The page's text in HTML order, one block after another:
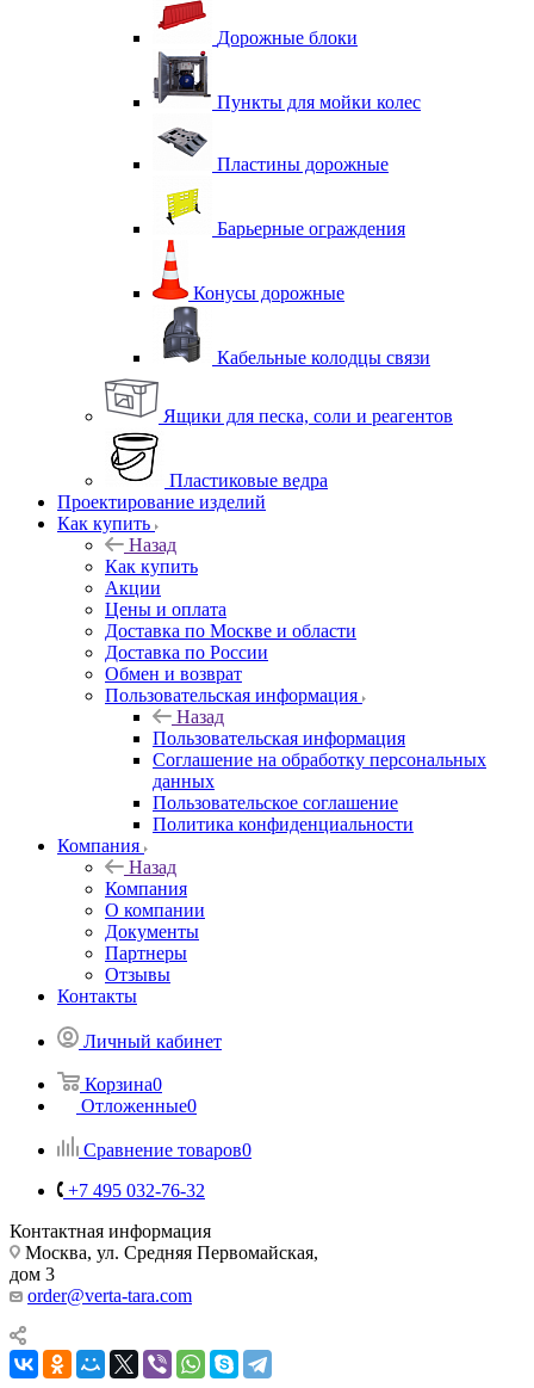
Дорожные блоки
Пункты для мойки колес
Пластины дорожные
Барьерные ограждения
Конусы дорожные
Кабельные колодцы связи
Ящики для песка, соли и реагентов
Пластиковые ведра
Проектирование изделий
Как купить
Назад
Как купить
Акции
Цены и оплата
Доставка по Москве и области
Доставка по России
Обмен и возврат
Пользовательская информация
Назад
Пользовательская информация
Соглашение на обработку персональных
данных
Пользовательское соглашение
Политика конфиденциальности
Компания
Назад
Компания
О компании
Документы
Партнеры
Отзывы
Контакты
Личный кабинет
Корзина0
Отложенные0
Сравнение товаров0
+7 495 032-76-32
Контактная информация
Москва, ул. Средняя Первомайская,
дом 3
order@verta-tara.com